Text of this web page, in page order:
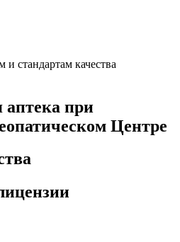
и стандартам качества
аптека при
Центре